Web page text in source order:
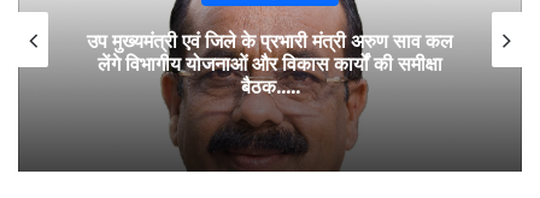
उप मुख्यमंत्री एवं जिले के प्रभारी मंत्री अरुण साव कल
लेंगे विभागीय योजनाओं और विकास कार्यों की समीक्षा
बैठक…..